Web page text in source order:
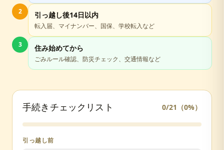
2 引っ越し後14日以内
転入届、マイナンバー、国保、学校転入など
3 住み始めてから
ごみルール確認、防災チェック、交通情報など
手続きチェックリスト 0/21 （0%）
引っ越し前